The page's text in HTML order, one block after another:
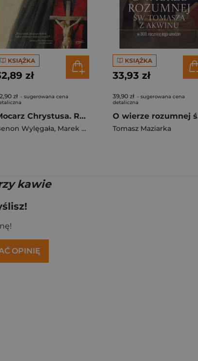
KSIĄŻKA
zł
zł - sugerowana cena
Mocarz Chrystusa. Rekolekcje zawierzenia ze Świętym Andrzejem Bobolą
Wylęgała, Marek Zaremba
KSIĄŻKA
33,93 zł
39,90 zł - sugerowana cena
detaliczna
O
Tomasz Maziarka
kawie
OPINIĘ